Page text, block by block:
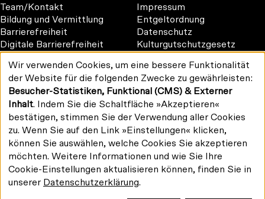
Footer
1
Team/Kontakt
Bildung und Vermittlung
Barrierefreiheit
Digitale Barrierefreiheit
Vermietung
Footer
2
Impressum
Entgeltordnung
Datenschutz
Kulturgutschutzgesetz
Newsletter
#kinemathek
Follow
us
on:
F
a
c
b
Y
o
u
T
I
n
s
m
Gefördert von:
Drucken/PDF
Verwendung
personenbezogener
Daten
und
Cookies
Wir verwenden Cookies, um eine bessere Funktionalität
der Website für die folgenden Zwecke zu gewährleisten:
Besucher-Statistiken, Funktional (CMS) & Externer
Inhalt. Indem Sie die Schaltfläche »Akzeptieren«
bestätigen, stimmen Sie der Verwendung aller Cookies
zu. Wenn Sie auf den Link »Einstellungen« klicken,
können Sie auswählen, welche Cookies Sie akzeptieren
möchten. Weitere Informationen und wie Sie Ihre
Cookie-Einstellungen aktualisieren können, finden Sie in
unserer Datenschutzerklärung.